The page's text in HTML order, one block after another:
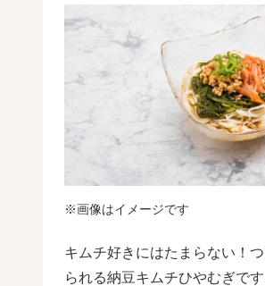
※画像はイメージです
キムチ好きにはたまらない！
られる納豆キムチひやむぎです